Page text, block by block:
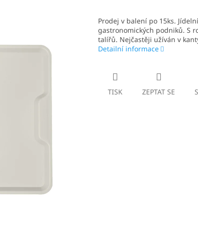
Prodej v balení po 15ks.
gastronomických podniků. S
talířů. Nejčastěji užíván v
Detailní informace
TISK ZEPTAT SE